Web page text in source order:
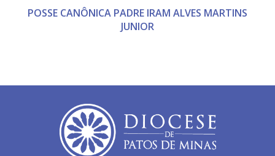
POSSE CANÔNICA PADRE IRAM ALVES MARTINS
JUNIOR